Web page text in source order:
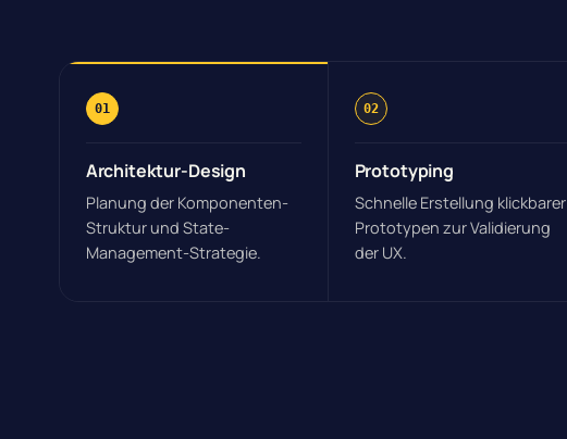
01
Architektur-Design
Planung der Komponenten-
Struktur und State-
Management-Strategie.
02
Prototyping
Schnelle Erstellung klickbarer
Prototypen zur Validierung
der UX.